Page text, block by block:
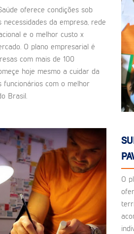
oferece condições sob
necessidades da empresa, rede
e o melhor custo x
O plano empresarial é
com mais de 100
hoje mesmo a cuidar da
funcionários com o melhor
Brasil.
O